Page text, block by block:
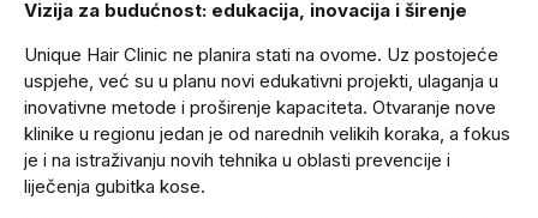
Vizija za budućnost: edukacija, inovacija i širenje
Unique Hair Clinic ne planira stati na ovome. Uz postojeće
uspjehe, već su u planu novi edukativni projekti, ulaganja u
inovativne metode i proširenje kapaciteta. Otvaranje nove
klinike u regionu jedan je od narednih velikih koraka, a fokus
je i na istraživanju novih tehnika u oblasti prevencije i
liječenja gubitka kose.